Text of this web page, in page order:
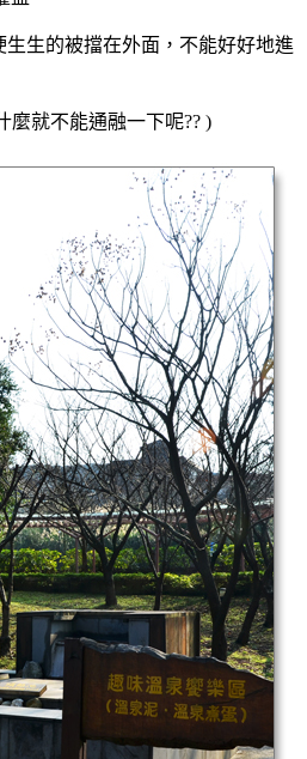
生的被擋在外面，不能好好地進
麼就不能通融一下呢?? )